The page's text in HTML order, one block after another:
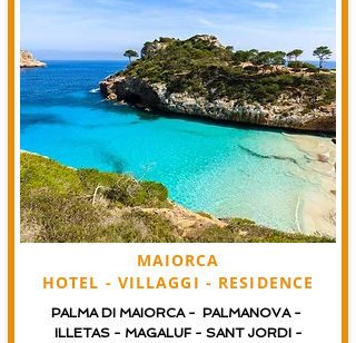
MAIORCA
HOTEL - VILLAGGI - RESIDENCE
PALMA DI MAIORCA - PALMANOVA -
ILLETAS - MAGALUF - SANT JORDI -